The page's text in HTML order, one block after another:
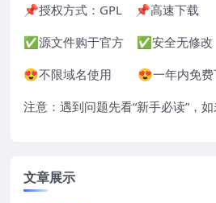
📌授权方式： GPL 📌高速下载
✅源文件购于官方 ✅安全无修改
😍不限域名使用 😍一年内免费
注意：遇到问题先看“新手必读”，
文章展示